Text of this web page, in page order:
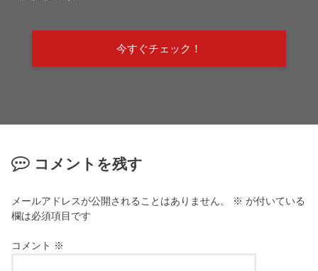
今すぐチェック！
コメントを残す
メールアドレスが公開されることはありません。 ※ が付いている
欄は必須項目です
コメント ※